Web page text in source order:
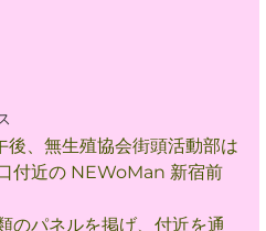
、無生殖協会街頭活動部は
付近の NEWoMan 新宿前
のパネルを掲げ、付近を通